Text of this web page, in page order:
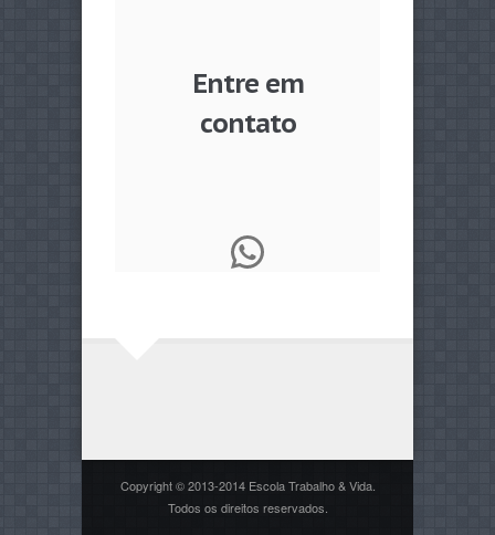
Entre em
contato
WhatsApp
Copyright © 2013-2014 Escola Trabalho & Vida.
Todos os direitos reservados.